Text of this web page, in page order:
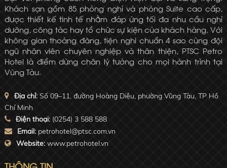
Khách sạn gồm 85 phòng nghỉ và phòng Suite cao cấp,
được thiết kế tinh tế nhằm đáp ứng tối đa nhu cầu nghỉ
dưỡng, công tác hay tổ chức sự kiện của khách hàng. Với
không gian thoáng đãng, tiện nghi chuẩn 4 sao cùng đội
ngũ nhân viên chuyên nghiệp và thân thiện, PTSC Petro
Hotel là điểm dừng chân lý tưởng cho mọi hành trình tại
Vũng Tàu.
Địa chỉ: Số 09–11, đường Hoàng Diệu, phường Vũng Tàu, TP Hồ
Chí Minh
Điện thoại: (0254) 3 588 588
Email: petrohotel@ptsc.com.vn
Website: www.petrohotel.vn